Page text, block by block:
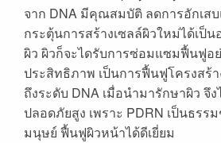
จาก DNA มีคุณสมบัติ ลดการอักเส
กระตุ้นการสร้างเซลล์ผิวใหม่ได้เป็น
ผิว ผิวก็จะไดรับการซ่อมแซมฟื้นฟูอ
ประสิทธิภาพ เป็นการฟื้นฟูโครงสร้
ถึงระดับ DNA เมื่อนำมารักษาผิว จึ
ปลอดภัยสูง เพราะ PDRN เป็นธรร
มนุษย์ ฟื้นฟูผิวหน้าได้ดีเยี่ยม